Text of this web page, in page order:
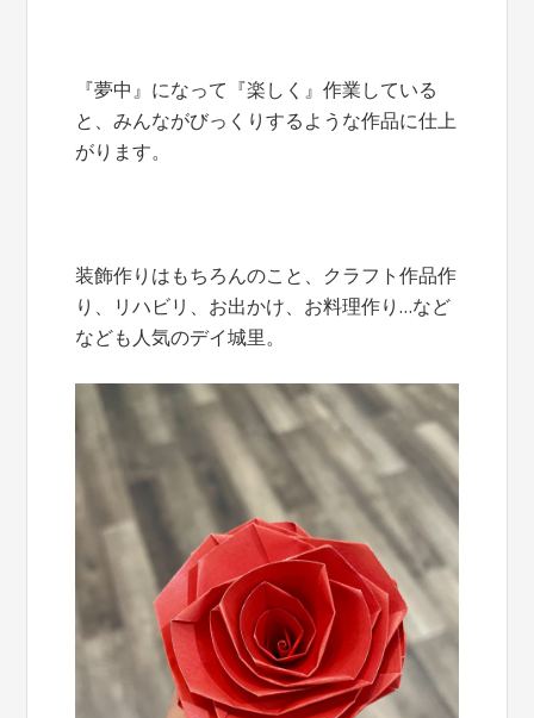
『夢中』になって『楽しく』作業している
と、みんながびっくりするような作品に仕上
がります。
装飾作りはもちろんのこと、クラフト作品作
り、リハビリ、お出かけ、お料理作り…など
なども人気のデイ城里。